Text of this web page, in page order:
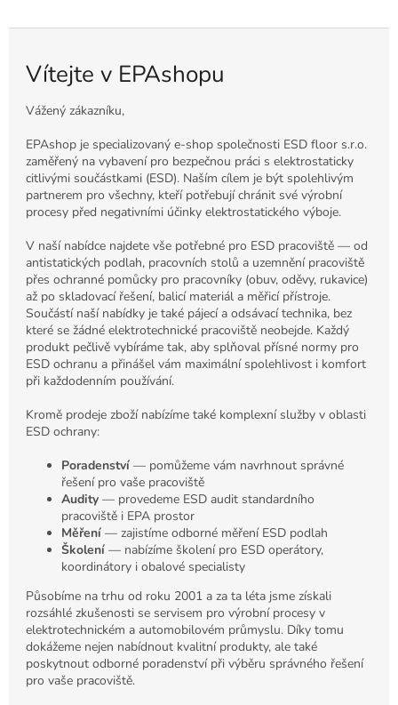
Vítejte v EPAshopu
Vážený zákazníku,
EPAshop je specializovaný e-shop společnosti ESD floor s.r.o.
zaměřený na vybavení pro bezpečnou práci s elektrostaticky
citlivými součástkami (ESD). Naším cílem je být spolehlivým
partnerem pro všechny, kteří potřebují chránit své výrobní
procesy před negativními účinky elektrostatického výboje.
V naší nabídce najdete vše potřebné pro ESD pracoviště — od
antistatických podlah, pracovních stolů a uzemnění pracoviště
přes ochranné pomůcky pro pracovníky (obuv, oděvy, rukavice)
až po skladovací řešení, balicí materiál a měřicí přístroje.
Součástí naší nabídky je také pájecí a odsávací technika, bez
které se žádné elektrotechnické pracoviště neobejde. Každý
produkt pečlivě vybíráme tak, aby splňoval přísné normy pro
ESD ochranu a přinášel vám maximální spolehlivost i komfort
při každodenním používání.
Kromě prodeje zboží nabízíme také komplexní služby v oblasti
ESD ochrany:
Poradenství — pomůžeme vám navrhnout správné
řešení pro vaše pracoviště
Audity — provedeme ESD audit standardního
pracoviště i EPA prostor
Měření — zajistíme odborné měření ESD podlah
Školení — nabízíme školení pro ESD operátory,
koordinátory i obalové specialisty
Působíme na trhu od roku 2001 a za ta léta jsme získali
rozsáhlé zkušenosti se servisem pro výrobní procesy v
elektrotechnickém a automobilovém průmyslu. Díky tomu
dokážeme nejen nabídnout kvalitní produkty, ale také
poskytnout odborné poradenství při výběru správného řešení
pro vaše pracoviště.